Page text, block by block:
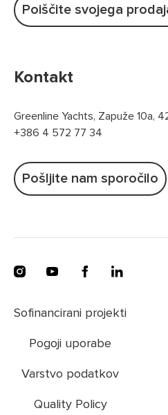
Poiščite svojega
Kontakt
Greenline Yachts, Zapuže 10a,
+386 4 572 77 34
Pošljite nam sporočilo
Sofinancirani projekti
Pogoji uporabe
Varstvo podatkov
Quality Policy